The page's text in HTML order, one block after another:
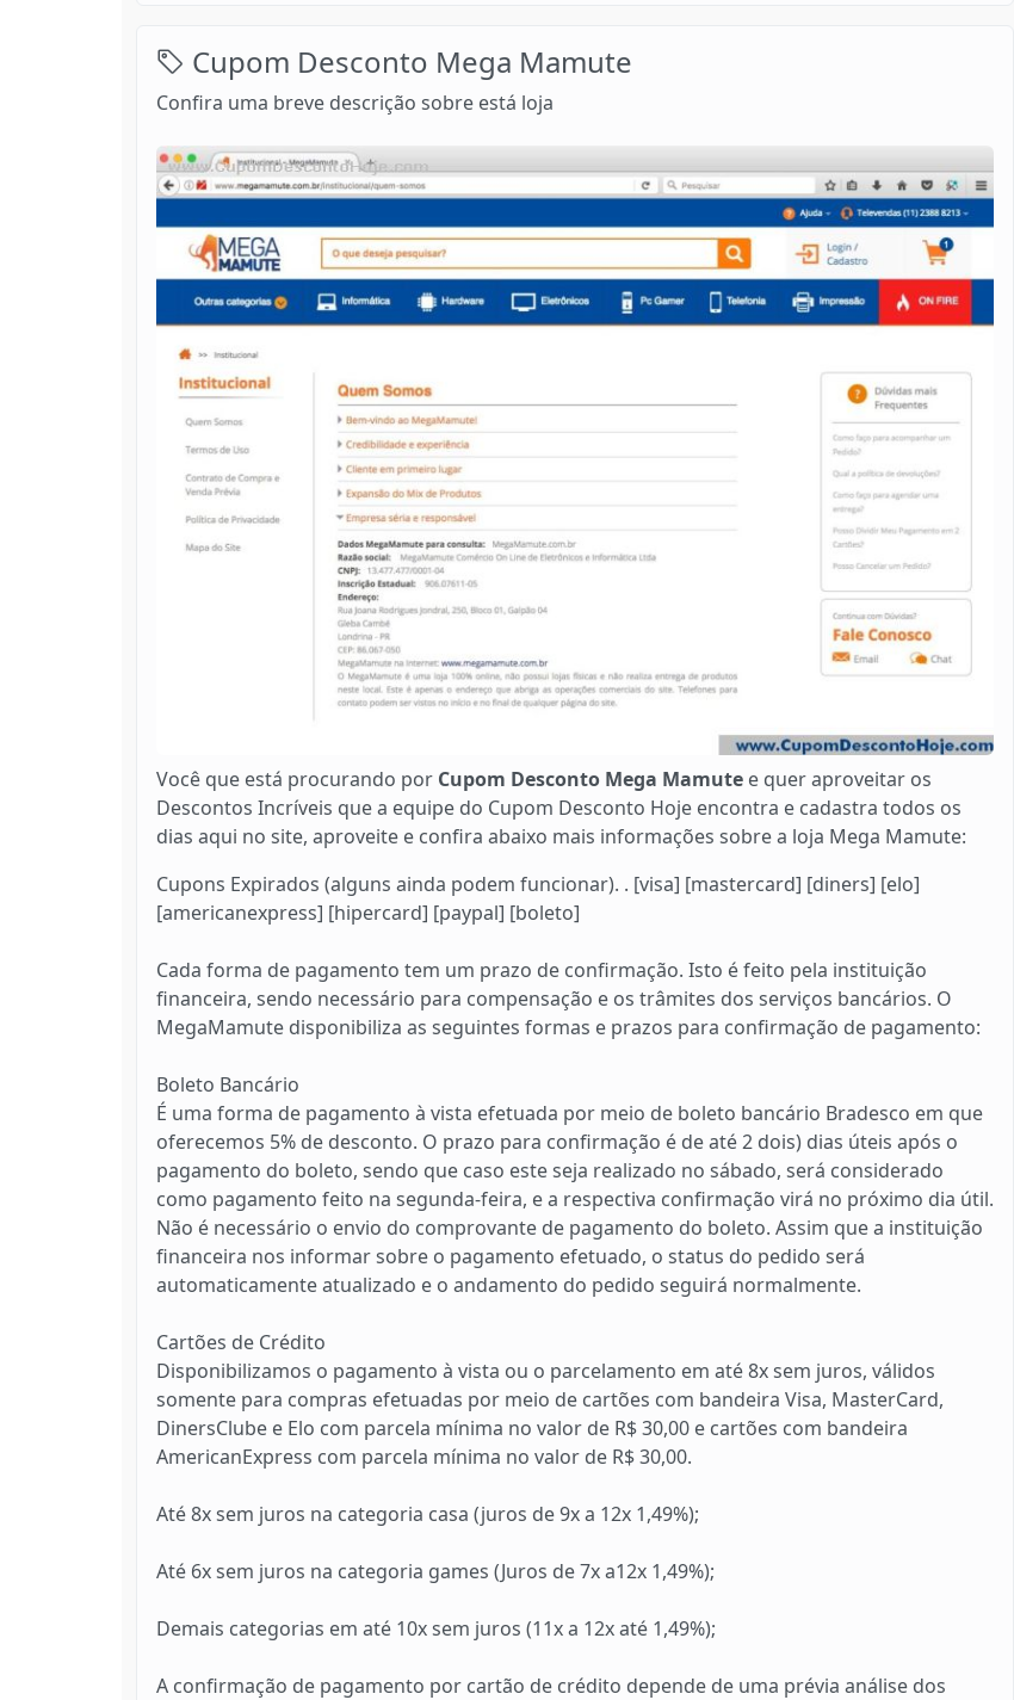
Cupom Desconto Mega Mamute
Confira uma breve descrição sobre está loja
Você que está procurando por Cupom Desconto Mega Mamute e quer aproveitar os
Descontos Incríveis que a equipe do Cupom Desconto Hoje encontra e cadastra todos os
dias aqui no site, aproveite e confira abaixo mais informações sobre a loja Mega Mamute:
Cupons Expirados (alguns ainda podem funcionar). . [visa] [mastercard] [diners] [elo]
[americanexpress] [hipercard] [paypal] [boleto]
Cada forma de pagamento tem um prazo de confirmação. Isto é feito pela instituição
financeira, sendo necessário para compensação e os trâmites dos serviços bancários. O
MegaMamute disponibiliza as seguintes formas e prazos para confirmação de pagamento:
Boleto Bancário
É uma forma de pagamento à vista efetuada por meio de boleto bancário Bradesco em que
oferecemos 5% de desconto. O prazo para confirmação é de até 2 dois) dias úteis após o
pagamento do boleto, sendo que caso este seja realizado no sábado, será considerado
como pagamento feito na segunda-feira, e a respectiva confirmação virá no próximo dia útil.
Não é necessário o envio do comprovante de pagamento do boleto. Assim que a instituição
financeira nos informar sobre o pagamento efetuado, o status do pedido será
automaticamente atualizado e o andamento do pedido seguirá normalmente.
Cartões de Crédito
Disponibilizamos o pagamento à vista ou o parcelamento em até 8x sem juros, válidos
somente para compras efetuadas por meio de cartões com bandeira Visa, MasterCard,
DinersClube e Elo com parcela mínima no valor de R$ 30,00 e cartões com bandeira
AmericanExpress com parcela mínima no valor de R$ 30,00.
Até 8x sem juros na categoria casa (juros de 9x a 12x 1,49%);
Até 6x sem juros na categoria games (Juros de 7x a12x 1,49%);
Demais categorias em até 10x sem juros (11x a 12x até 1,49%);
A confirmação de pagamento por cartão de crédito depende de uma prévia análise dos